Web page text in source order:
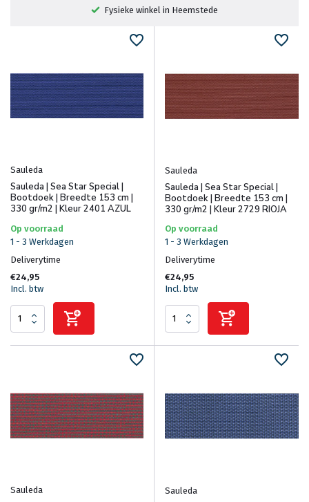
Fysieke winkel in Heemstede
Sauleda
Sauleda | Sea Star Special |
Bootdoek | Breedte 153 cm |
330 gr/m2 | Kleur 2401 AZUL
Op voorraad
1 - 3 Werkdagen
Deliverytime
€24,95
Incl. btw
Sauleda
Sauleda | Sea Star Special |
Bootdoek | Breedte 153 cm |
330 gr/m2 | Kleur 2729 RIOJA
Op voorraad
1 - 3 Werkdagen
Deliverytime
€24,95
Incl. btw
Sauleda Sauleda